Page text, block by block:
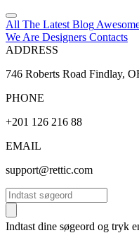
All The Latest Blog
We Are Designers Contacts
ADDRESS
746 Roberts Road Findlay,
PHONE
+201 126 216 88
EMAIL
support@rettic.com
Søg
Indtast dine søgeord og tryk